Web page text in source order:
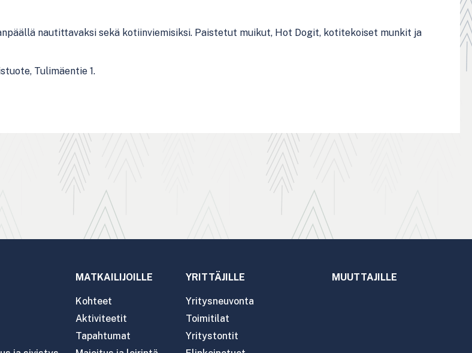
nautittavaksi sekä kotiinviemisiksi. Paistetut muikut, Hot Dogit, kotitekoiset munkit ja
Tulimäentie 1.
MATKAILIJOILLE
Kohteet
Aktiviteetit
Tapahtumat
YRITTÄJILLE
Yritysneuvonta
Toimitilat
Yritystontit
MUUTTAJILLE